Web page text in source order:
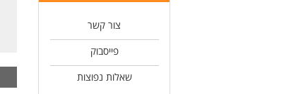
צור קשר
פייסבוק
שאלות נפוצות